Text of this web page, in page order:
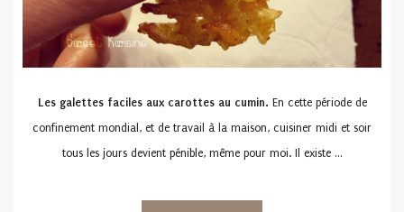
Les galettes faciles aux carottes au cumin. En cette période de
confinement mondial, et de travail à la maison, cuisiner midi et soir
tous les jours devient pénible, même pour moi. Il existe …